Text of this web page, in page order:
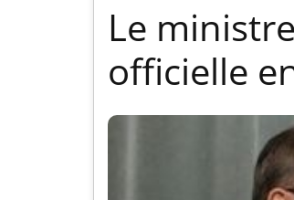
Le
officielle